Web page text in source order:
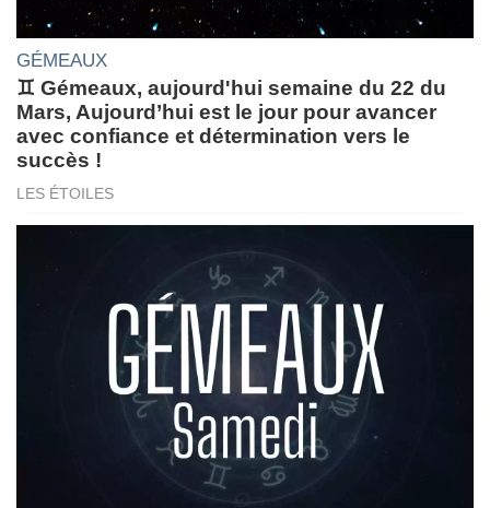
GÉMEAUX
♊ Gémeaux, aujourd'hui semaine du 22 du
Mars, Aujourd’hui est le jour pour avancer
avec confiance et détermination vers le
succès !
LES ÉTOILES